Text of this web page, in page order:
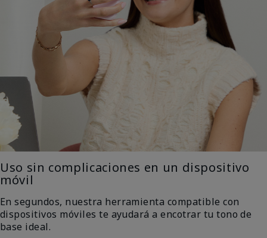
Uso sin complicaciones en un dispositivo
móvil
En segundos, nuestra herramienta compatible con
dispositivos móviles te ayudará a encotrar tu tono de
base ideal.